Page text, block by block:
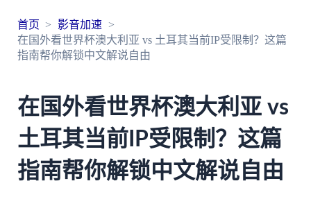
首页
影音加速
在国外看世界杯澳大利亚 vs 土耳其当前IP受限制？这篇
指南帮你解锁中文解说自由
在国外看世界杯澳大利亚 vs
土耳其当前IP受限制？这篇
指南帮你解锁中文解说自由